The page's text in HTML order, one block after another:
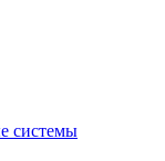
системы